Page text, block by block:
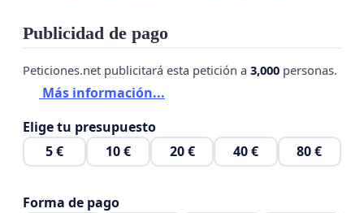
Publicidad de pago
Peticiones.net publicitará esta petición a 3,000 personas.
Más información...
Elige tu presupuesto
5 €
10 € 20 € 40 € 80 €
Forma de pago